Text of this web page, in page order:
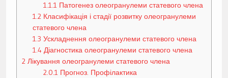
1.1.1 Патогенез олеогранулеми статевого члена
1.2 Класифікація і стадії розвитку олеогранулеми
статевого члена
1.3 Ускладнення олеогранулеми статевого члена
1.4 Діагностика олеогранулеми статевого члена
2Лікування олеогранулеми статевого члена
2.0.1 Прогноз. Профілактика